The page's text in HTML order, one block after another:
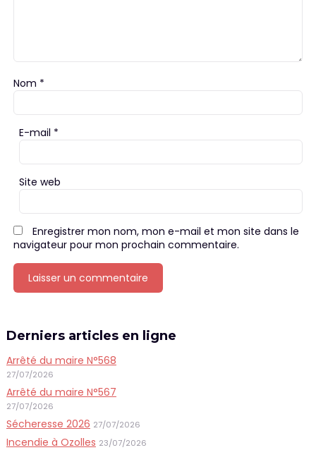
Nom *
E-mail *
Site web
Enregistrer mon nom, mon e-mail et mon site dans le
navigateur pour mon prochain commentaire.
Derniers articles en ligne
Arrêté du maire N°568
27/07/2026
Arrêté du maire N°567
27/07/2026
Sécheresse 2026 27/07/2026
Incendie à Ozolles 23/07/2026